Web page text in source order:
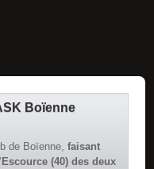
Boïenne
de Boïenne,faisant
(40) des deux